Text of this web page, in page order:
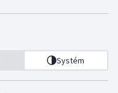
Systém